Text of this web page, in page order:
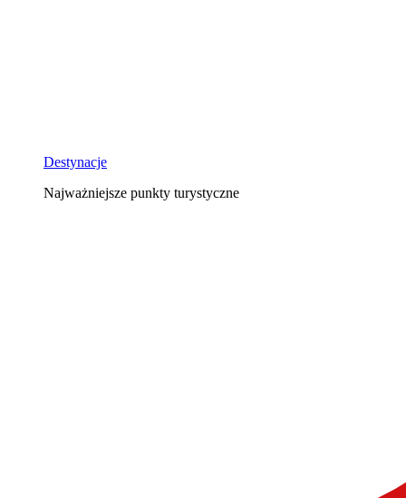
Destynacje
Najważniejsze punkty turystyczne